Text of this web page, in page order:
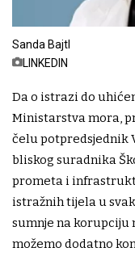
Sanda Bajtl
LINKEDIN
Da o istrazi do
Ministarstva mora,
čelu potpredsjednik
bliskog suradnika
prometa i
istražnih tijela u
sumnje na korupciju
možemo dodatno